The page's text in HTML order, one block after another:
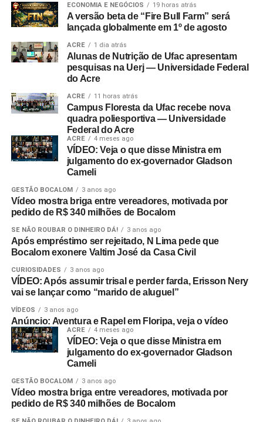
ECONOMIA E NEGÓCIOS 19 horas atrás
A versão beta de “Fire Bull Farm” será
lançada globalmente em 1º de agosto
ACRE 1 dia atrás
Alunas de Nutrição de Ufac apresentam
pesquisas na Uerj — Universidade Federal
do Acre
ACRE 11 horas atrás
Campus Floresta da Ufac recebe nova
quadra poliesportiva — Universidade
Federal do Acre
ACRE 4 meses ago
VÍDEO: Veja o que disse Ministra em
julgamento do ex-governador Gladson
Cameli
GESTÃO BOCALOM 3 anos ago
Vídeo mostra briga entre vereadores, motivada por
pedido de R$ 340 milhões de Bocalom
SE NÃO ROUBAR O DINHEIRO DÁ! 3 anos ago
Após empréstimo ser rejeitado, N Lima pede que
Bocalom exonere Valtim José da Casa Civil
CURIOSIDADES 3 anos ago
VÍDEO: Após assumir trisal e perder farda, Erisson Nery
vai se lançar como “marido de aluguel”
VÍDEOS 3 anos ago
Anúncio: Aventura e Rapel em Floripa, veja o vídeo
ACRE 4 meses ago
VÍDEO: Veja o que disse Ministra em
julgamento do ex-governador Gladson
Cameli
GESTÃO BOCALOM 3 anos ago
Vídeo mostra briga entre vereadores, motivada por
pedido de R$ 340 milhões de Bocalom